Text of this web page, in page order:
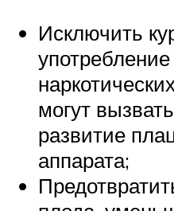
Исключить
употребление
могут
развитие
аппарата;